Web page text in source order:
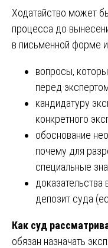
Ходатайство может
процесса до
в письменной форме
вопросы,
перед
кандидатуру
конкретного
обоснование
почему для
специальные
депозит суда
Как суд
обязан назначать